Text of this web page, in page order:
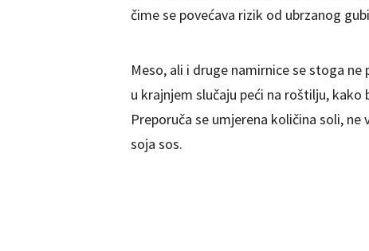
čime se povećava rizik od ubrzanog
Meso, ali i druge namirnice se stoga
u krajnjem slučaju peći na roštilju, kako
Preporuča se umjerena količina soli,
soja sos.